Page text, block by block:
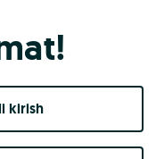
kirish​